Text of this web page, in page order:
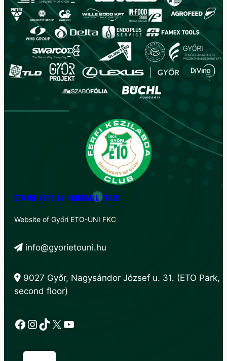
ETO UNIVERSITY HANDBALL TEAM
Website of Győri ETO-UNI FKC
info@gyorietouni.hu
9027 Győr, Nagysándor József u. 31. (ETO Park,
second floor)
Facebook
Instagram
TikTok
X YouTube